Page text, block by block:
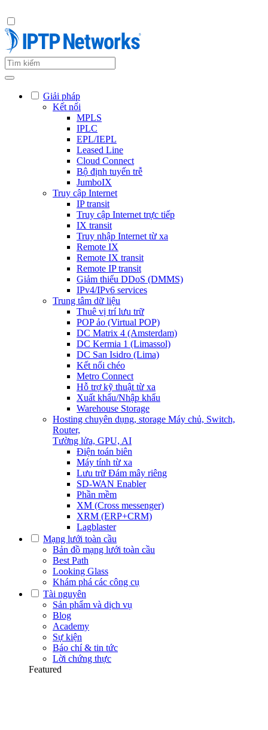
Giải pháp
Kết nối
MPLS
IPLC
EPL/IEPL
Leased Line
Cloud Connect
Bộ định tuyến trễ
JumboIX
Truy cập Internet
IP transit
Truy cập Internet trực tiếp
IX transit
Truy nhập Internet từ xa
Remote IX
Remote IX transit
Remote IP transit
Giảm thiểu DDoS (DMMS)
IPv4/IPv6 services
Trung tâm dữ liệu
Thuê vị trí lưu trữ
POP ảo (Virtual POP)
DC Matrix 4 (Amsterdam)
DC Kermia 1 (Limassol)
DC San Isidro (Lima)
Kết nối chéo
Metro Connect
Hỗ trợ kỹ thuật từ xa
Xuất khẩu/Nhập khẩu
Warehouse Storage
Hosting chuyên dụng, storage Máy chủ, Switch,
Router,
Tường lửa, GPU, AI
Điện toán biên
Máy tính từ xa
Lưu trữ Đám mây riêng
SD-WAN Enabler
Phần mềm
XM (Cross messenger)
XRM (ERP+CRM)
Lagblaster
Mạng lưới toàn cầu
Bản đồ mạng lưới toàn cầu
Best Path
Looking Glass
Khám phá các công cụ
Tài nguyên
Sản phẩm và dịch vụ
Blog
Academy
Sự kiện
Báo chí & tin tức
Lời chứng thực
Featured